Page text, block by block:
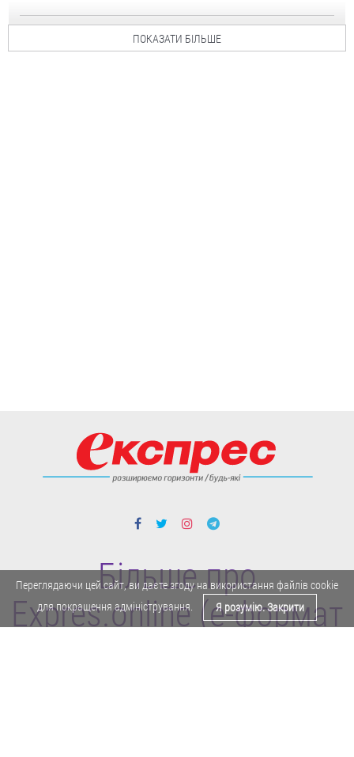
ПОКАЗАТИ БІЛЬШЕ
Більше про
Expres.online (e-формат
Переглядаючи цей сайт, ви даєте згоду на використання файлів cookie
для покращення адміністрування.
Я розумію. Закрити